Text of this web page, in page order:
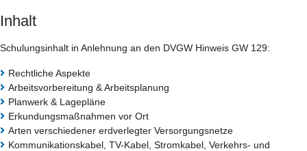
Inhalt
Schulungsinhalt in Anlehnung an den DVGW Hinweis GW 129:
Rechtliche Aspekte
Arbeitsvorbereitung & Arbeitsplanung
Planwerk & Lagepläne
Erkundungsmaßnahmen vor Ort
Arten verschiedener erdverlegter Versorgungsnetze
Kommunikationskabel, TV-Kabel, Stromkabel, Verkehrs- und